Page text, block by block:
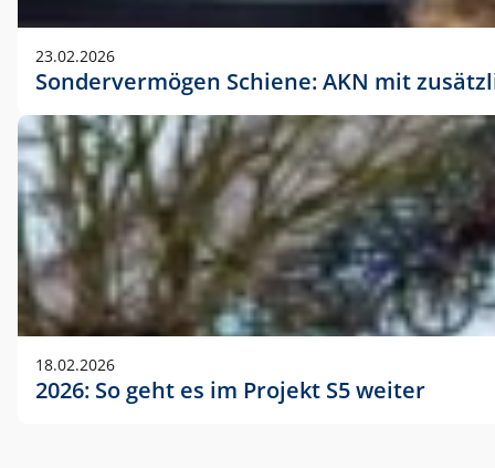
23.02.2026
Sondervermögen Schiene: AKN mit
18.02.2026
2026: So geht es im Projekt S5 weiter